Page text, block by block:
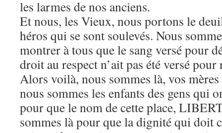
les larmes de nos anciens.
Et nous, les Vieux, nous portons le
héros qui se sont soulevés. Nous
montrer à tous que le sang versé pour
droit au respect n’ait pas été versé
Alors voilà, nous sommes là, vos mères
nous sommes les enfants des gens qui
pour que le nom de cette place,
sommes là pour que la dignité qui doit